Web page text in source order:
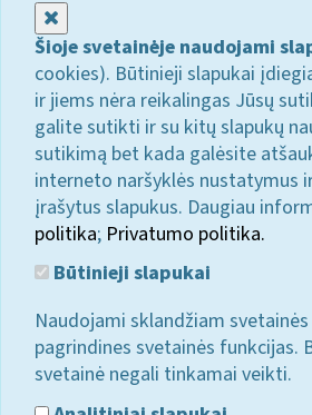
Šioje svetainėje naudojami
cookies). Būtinieji slapukai
ir jiems nėra reikalingas Jūsų
galite sutikti ir su kitų slapukų
sutikimą bet kada galėsite
interneto naršyklės nustatymus
įrašytus slapukus. Daugiau
politika; Privatumo politika.
Būtinieji slapukai
Naudojami sklandžiam
pagrindines svetainės funkcijas.
svetainė negali tinkamai veikti.